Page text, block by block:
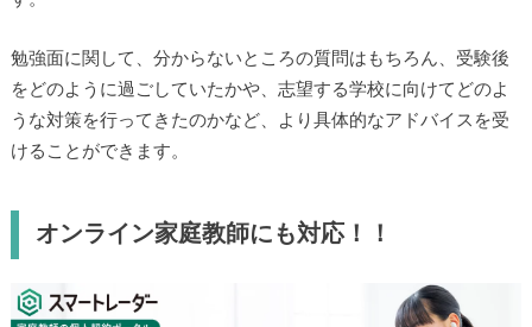
勉強面に関して、分からないところの質問はもちろん、受験後
をどのように過ごしていたかや、志望する学校に向けてどのよ
うな対策を行ってきたのかなど、より具体的なアドバイスを受
けることができます。
オンライン家庭教師にも対応！！